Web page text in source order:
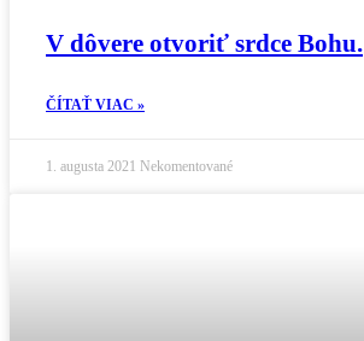
V dôvere otvoriť srdce Bohu.
ČÍTAŤ VIAC »
1. augusta 2021 Nekomentované